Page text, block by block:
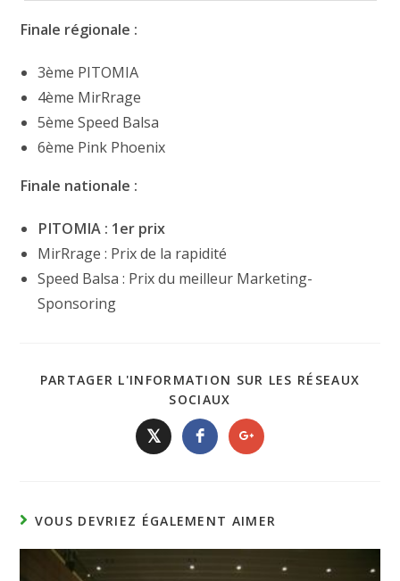
Finale régionale :
3ème PITOMIA
4ème MirRrage
5ème Speed Balsa
6ème Pink Phoenix
Finale nationale :
PITOMIA : 1er prix
MirRrage : Prix de la rapidité
Speed Balsa : Prix du meilleur Marketing-
Sponsoring
PARTAGER L'INFORMATION SUR LES RÉSEAUX
SOCIAUX
𝕏
VOUS DEVRIEZ ÉGALEMENT AIMER